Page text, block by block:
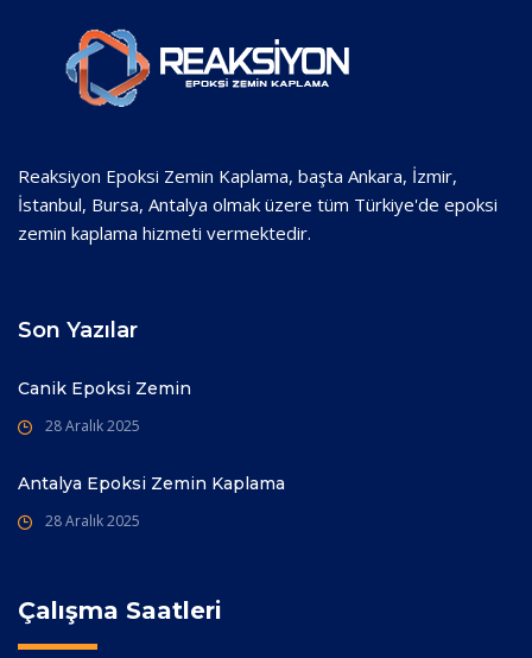
Reaksiyon Epoksi Zemin Kaplama, başta Ankara, İzmir,
İstanbul, Bursa, Antalya olmak üzere tüm Türkiye'de epoksi
zemin kaplama hizmeti vermektedir.
Son Yazılar
Canik Epoksi Zemin
28 Aralık 2025
Antalya Epoksi Zemin Kaplama
28 Aralık 2025
Çalışma Saatleri